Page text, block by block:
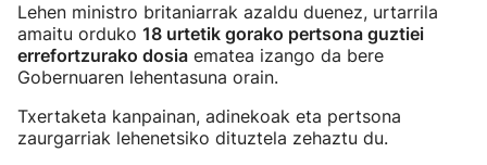
Lehen ministro britaniarrak azaldu duenez, urtarrila
amaitu orduko 18 urtetik gorako pertsona guztiei
errefortzurako dosia ematea izango da bere
Gobernuaren lehentasuna orain.
Txertaketa kanpainan, adinekoak eta pertsona
zaurgarriak lehenetsiko dituztela zehaztu du.